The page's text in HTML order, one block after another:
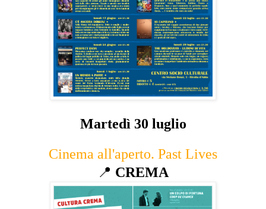
Martedì 30 luglio
Cinema all'aperto. Past Lives
📍 CREMA